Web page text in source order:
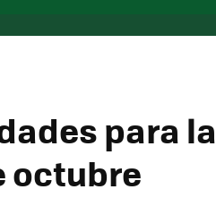
para la
octubre